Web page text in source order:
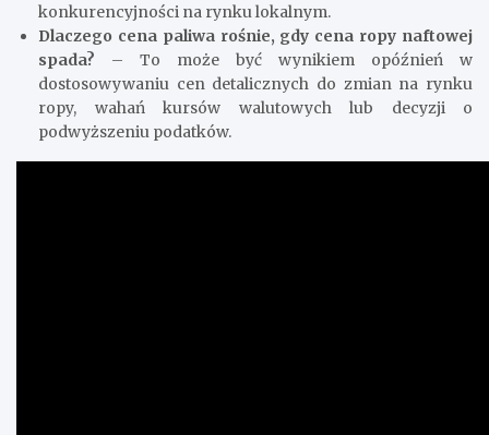
konkurencyjności na rynku lokalnym.
Dlaczego cena paliwa rośnie, gdy cena ropy naftowej
spada? – To może być wynikiem opóźnień w
dostosowywaniu cen detalicznych do zmian na rynku
ropy, wahań kursów walutowych lub decyzji o
podwyższeniu podatków.